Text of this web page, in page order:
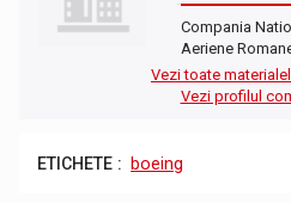
Compania
Aeriene
Vezi toate
Vezi profilul
ETICHETE : boeing